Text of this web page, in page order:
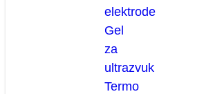
elektrode
Gel
za
ultrazvuk
Termo